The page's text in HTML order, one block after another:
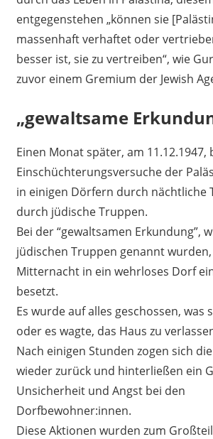
entgegenstehen „können sie
massenhaft verhaftet oder
besser ist, sie zu vertreiben“, wie
zuvor einem Gremium der Jewish
„gewaltsame
Einen Monat später, am 11.12.1947,
Einschüchterungsversuche der
in einigen Dörfern durch nächtliche
durch jüdische Truppen.
Bei der “gewaltsamen Erkundung”,
jüdischen Truppen genannt
Mitternacht in ein wehrloses Dorf
besetzt.
Es wurde auf alles geschossen, was
oder es wagte, das Haus zu
Nach einigen Stunden zogen sich
wieder zurück und hinterließen ein
Unsicherheit und Angst bei den
Dorfbewohner:innen.
Diese Aktionen wurden zum